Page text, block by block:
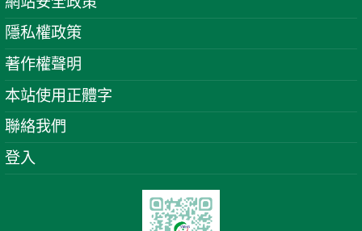
隱私權政策
著作權聲明
本站使用正體字
聯絡我們
登入